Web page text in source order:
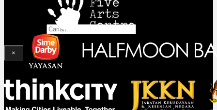
Cari laman web
×